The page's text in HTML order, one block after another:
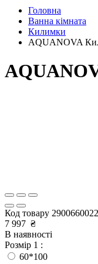
Головна
Ванна кімната
Килимки
AQUANOVA
Код товару
7 997 ₴
В наявності
Розмір 1 :
60*100